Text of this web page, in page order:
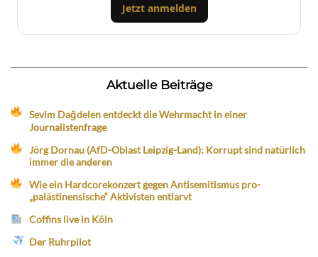
Jetzt anmelden
Aktuelle Beiträge
Sevim Dağdelen entdeckt die Wehrmacht in einer
Journalistenfrage
Jörg Dornau (AfD-Oblast Leipzig-Land): Korrupt sind natürlich
immer die anderen
Wie ein Hardcorekonzert gegen Antisemitismus pro-
„palästinensische“ Aktivisten entlarvt
Coffins live in Köln
Der Ruhrpilot